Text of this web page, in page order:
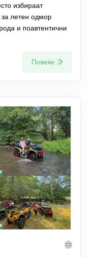
избираат
летен одмор
и поавтентични
Повеќе